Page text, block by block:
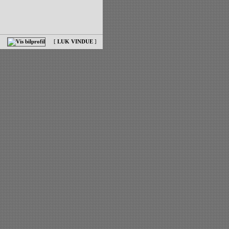
[ LUK VINDUE ]